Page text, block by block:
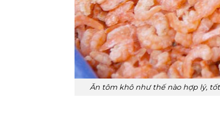
Ăn tôm khô như thế nào hợp lý,